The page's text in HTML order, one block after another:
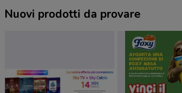
Nuovi prodotti da provare